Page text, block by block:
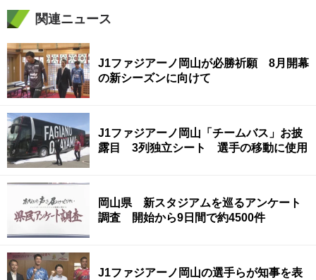
関連ニュース
J1ファジアーノ岡山が必勝祈願 8月開幕
の新シーズンに向けて
J1ファジアーノ岡山「チームバス」お披
露目 3列独立シート 選手の移動に使用
岡山県 新スタジアムを巡るアンケート
調査 開始から9日間で約4500件
J1ファジアーノ岡山の選手らが知事を表